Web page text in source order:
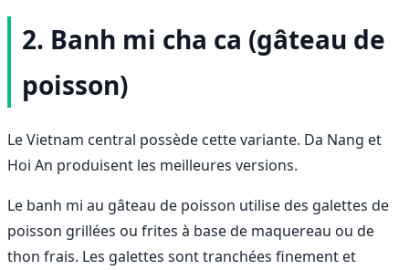
2. Banh mi cha ca (gâteau de
poisson)
Le Vietnam central possède cette variante. Da Nang et
Hoi An produisent les meilleures versions.
Le banh mi au gâteau de poisson utilise des galettes de
poisson grillées ou frites à base de maquereau ou de
thon frais. Les galettes sont tranchées finement et